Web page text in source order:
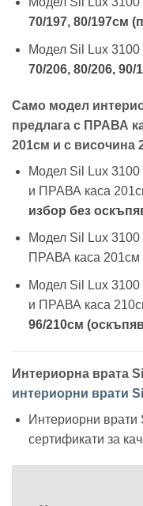
70/197, 80/197см
Модел Sil Lux 3100
70/206, 80/206, 90/
Само модел
предлага с ПРАВА
201см и с височина
Модел Sil Lux 3100
и ПРАВА каса
избор без
Модел Sil Lux 3100
ПРАВА каса 201см
Модел Sil Lux 3100
и ПРАВА каса
96/210см
Интериорна врата
интериорни врати
Интериорни врати
сертификати за